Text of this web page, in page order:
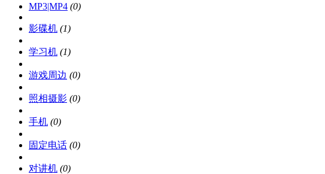
MP3|MP4 (0)
影碟机 (1)
学习机 (1)
游戏周边 (0)
照相摄影 (0)
手机 (0)
固定电话 (0)
对讲机 (0)